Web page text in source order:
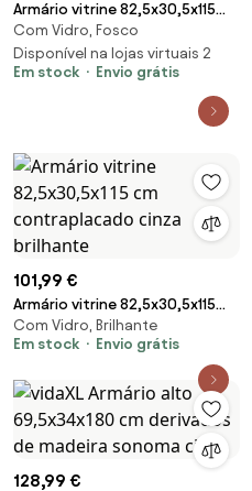
Armário vitrine 82,5x30,5x115
cm contraplacado preto
Com Vidro, Fosco
Disponível na lojas virtuais 2
Em stock
Envio grátis
101,99 €
Armário vitrine 82,5x30,5x115
cm contraplacado cinza
brilhante
Com Vidro, Brilhante
Em stock
Envio grátis
128,99 €